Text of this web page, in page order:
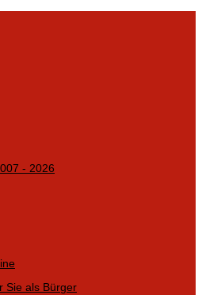
- 2026
Sie als Bürger